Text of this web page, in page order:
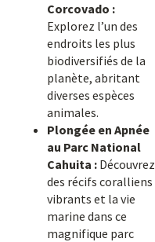
Corcovado :
Explorez l’un des
endroits les plus
biodiversifiés de la
planète, abritant
diverses espèces
animales.
Plongée en Apnée
au Parc National
Cahuita : Découvrez
des récifs coralliens
vibrants et la vie
marine dans ce
magnifique parc